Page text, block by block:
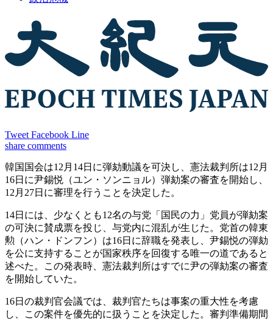
Tweet Facebook Line
share comments
韓国国会は12月14日に弾劾動議を可決し、憲法裁判所は12月
16日に尹錫悦（ユン・ソンニョル）弾劾案の審査を開始し、
12月27日に審理を行うことを決定した。
14日には、少なくとも12名の与党「国民の力」党員が弾劾案
の可決に賛成票を投じ、与党内に混乱が生じた。党首の韓東
勲（ハン・ドンフン）は16日に辞職を発表し、尹錫悦の弾劾
を公に支持することが国家秩序を回復する唯一の道であると
述べた。この発表時、憲法裁判所はすでに尹の弾劾案の審査
を開始していた。
16日の裁判官会議では、裁判官たちは事案の重大性を考慮
し、この案件を優先的に扱うことを決定した。審判準備期間